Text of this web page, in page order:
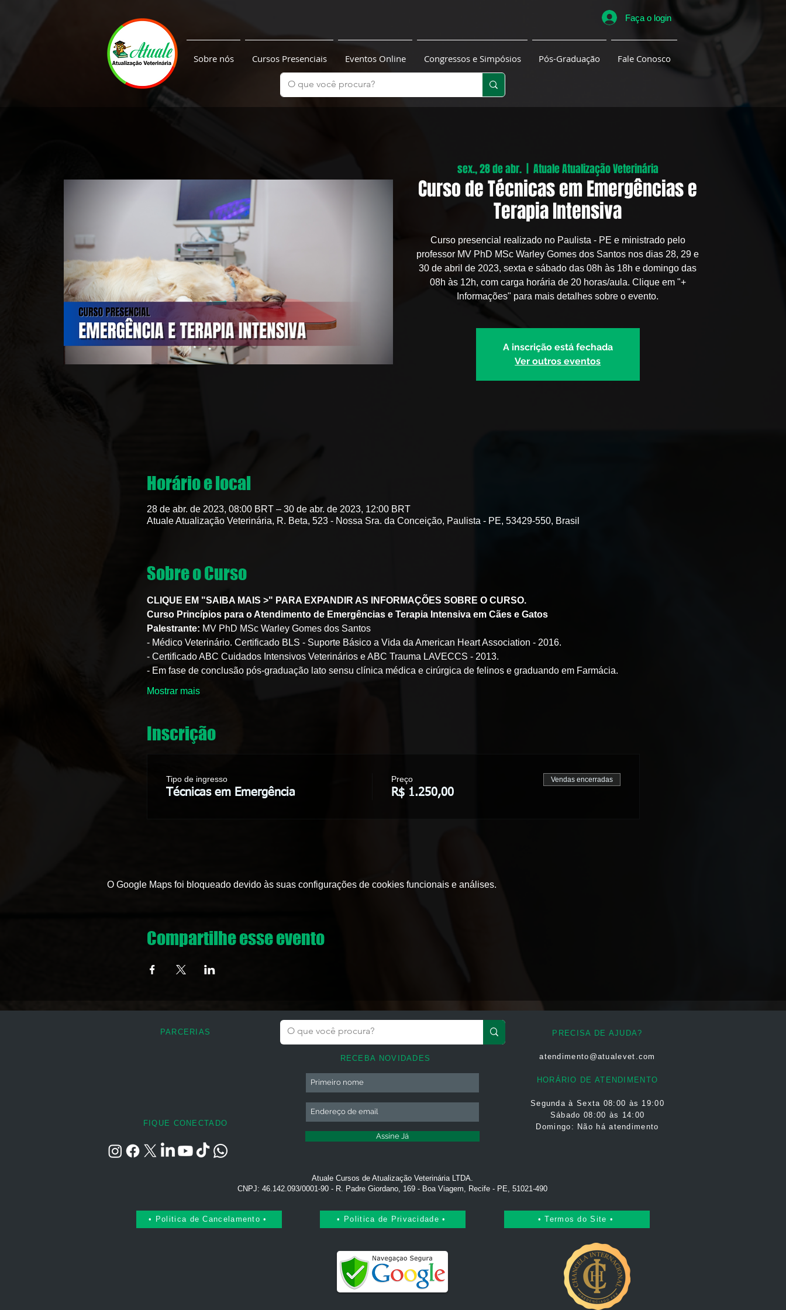
Faça o login
Sobre nós Cursos Presenciais Eventos Online Congressos e Simpósios Pós-Graduação Fale Conosco
sex., 28 de abr.
  |
Atuale Atualização Veterinária
Curso de Técnicas em Emergências e
Terapia Intensiva
Curso presencial realizado no Paulista - PE e ministrado pelo
professor MV PhD MSc Warley Gomes dos Santos nos dias 28, 29 e
30 de abril de 2023, sexta e sábado das 08h às 18h e domingo das
08h às 12h, com carga horária de 20 horas/aula. Clique em "+
Informações" para mais detalhes sobre o evento.
A inscrição está fechada
Ver outros eventos
Horário e local
28 de abr. de 2023, 08:00 BRT – 30 de abr. de 2023, 12:00 BRT
Atuale Atualização Veterinária, R. Beta, 523 - Nossa Sra. da Conceição, Paulista - PE, 53429-550, Brasil
Sobre o Curso
CLIQUE EM "SAIBA MAIS >" PARA EXPANDIR AS INFORMAÇÕES SOBRE O CURSO.
Curso Princípios para o Atendimento de Emergências e Terapia Intensiva em Cães e Gatos
Palestrante: MV PhD MSc Warley Gomes dos Santos
- Médico Veterinário. Certificado BLS - Suporte Básico a Vida da American Heart Association - 2016.
- Certificado ABC Cuidados Intensivos Veterinários e ABC Trauma LAVECCS - 2013.
- Em fase de conclusão pós-graduação lato sensu clínica médica e cirúrgica de felinos e graduando em Farmácia.
Mostrar mais
Inscrição
Tipo de ingresso
Técnicas em Emergência
Preço
R$ 1.250,00
Vendas encerradas
O Google Maps foi bloqueado devido às suas configurações de cookies funcionais e análises.
Compartilhe esse evento
PARCERIAS
FIQUE CONECTADO
RECEBA NOVIDADES
Assine Já
PRECISA DE AJUDA?
atendimento@atualevet.com
HORÁRIO DE ATENDIMENTO
Segunda à Sexta 08:00 às 19:00
Sábado 08:00 às 14:00
Domingo: Não há atendimento
Atuale Cursos de Atualização Veterinária LTDA.
CNPJ: 46.142.093/0001-90 - R. Padre Giordano, 169 - Boa Viagem, Recife - PE, 51021-490
• Politica de Cancelamento • • Politica de Privacidade • • Termos do Site •